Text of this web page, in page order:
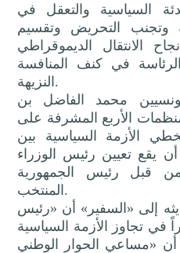
السياسية والتعقل في
وتجنب التحريض وتقسيم
الانتقال الديموقراطي
الرئاسة في كنف المنافسة
النزيهة.
محمد الفاضل بن
الأربع المشرفة على
الأزمة السياسية بين
يقع تعيين رئيس الوزراء
من قبل رئيس الجمهورية
المنتخب.
إلى «السفير» أن «رئيس
في تجاوز الأزمة السياسية
أن «مساعي الحوار الوطني